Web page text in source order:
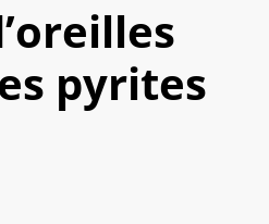
pyrites